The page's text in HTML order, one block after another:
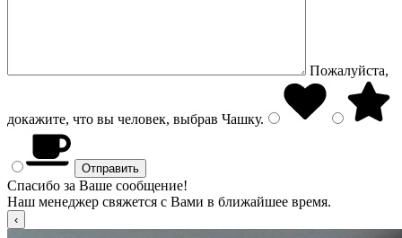
Пожалуйста,
докажите, что вы человек, выбрав Чашку.
Спасибо за Ваше сообщение!
Наш менеджер свяжется с Вами в ближайшее время.